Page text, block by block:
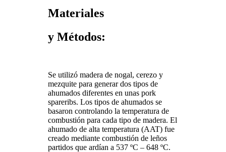
Materiales
y Métodos:
Se utilizó madera de nogal, cerezo y
mezquite para generar dos tipos de
ahumados diferentes en unas pork
spareribs. Los tipos de ahumados se
basaron controlando la temperatura de
combustión para cada tipo de madera. El
ahumado de alta temperatura (AAT) fue
creado mediante combustión de leños
partidos que ardían a 537 ºC – 648 ºC.